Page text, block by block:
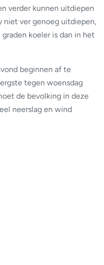
verder kunnen uitdiepen
niet ver genoeg uitdiepen,
koeler is dan in het
beginnen af te
tegen woensdag
de bevolking in deze
neerslag en wind